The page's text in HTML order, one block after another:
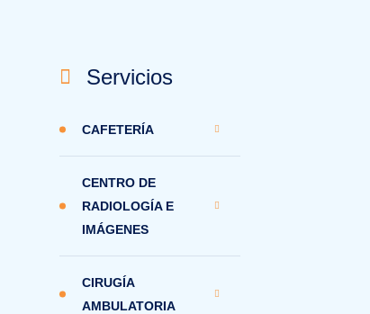
Servicios
CAFETERÍA
CENTRO DE
RADIOLOGÍA E
IMÁGENES
CIRUGÍA
AMBULATORIA